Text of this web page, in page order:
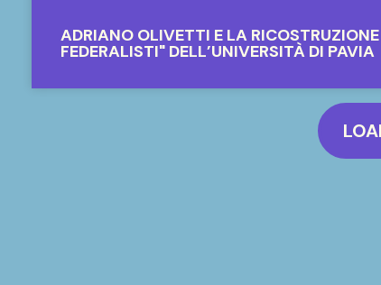
ADRIANO OLIVETTI E LA
FEDERALISTI" DELL’UNIVERSITÀ DI PAVIA